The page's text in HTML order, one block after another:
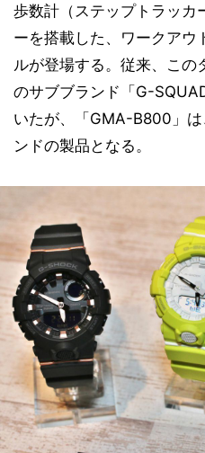
歩数計（ステップトラッカ
ーを搭載した、ワークアウ
ルが登場する。従来、こ
のサブブランド「G-
いたが、「GMA-B800」
ンドの製品となる。